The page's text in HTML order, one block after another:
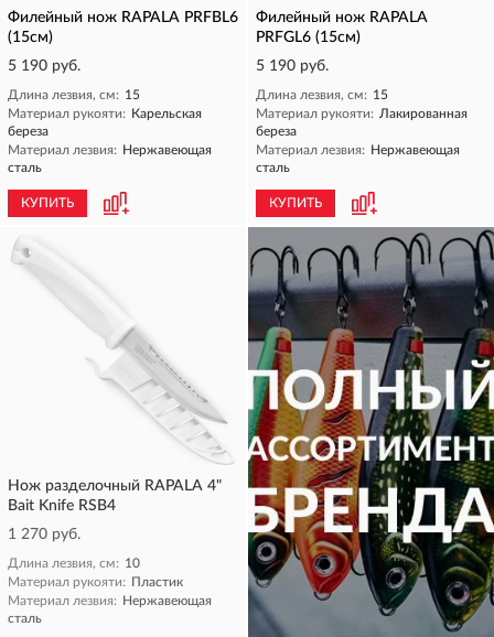
Филейный нож RAPALA PRFBL6
(15см)
5 190 руб.
Длина лезвия, см: 15
Материал рукояти: Карельская
береза
Материал лезвия: Нержавеющая
сталь
КУПИТЬ
Филейный нож RAPALA
PRFGL6 (15см)
5 190 руб.
Длина лезвия, см: 15
Материал рукояти: Лакированная
береза
Материал лезвия: Нержавеющая
сталь
КУПИТЬ
Нож разделочный RAPALA 4"
Bait Knife RSB4
1 270 руб.
Длина лезвия, см: 10
Материал рукояти: Пластик
Материал лезвия: Нержавеющая
сталь